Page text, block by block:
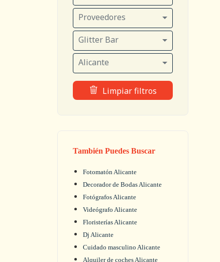
Proveedores
Glitter Bar
Alicante
Limpiar filtros
También Puedes Buscar
Fotomatón Alicante
Decorador de Bodas Alicante
Fotógrafos Alicante
Videógrafo Alicante
Floristerías Alicante
Dj Alicante
Cuidado masculino Alicante
Alquiler de coches Alicante